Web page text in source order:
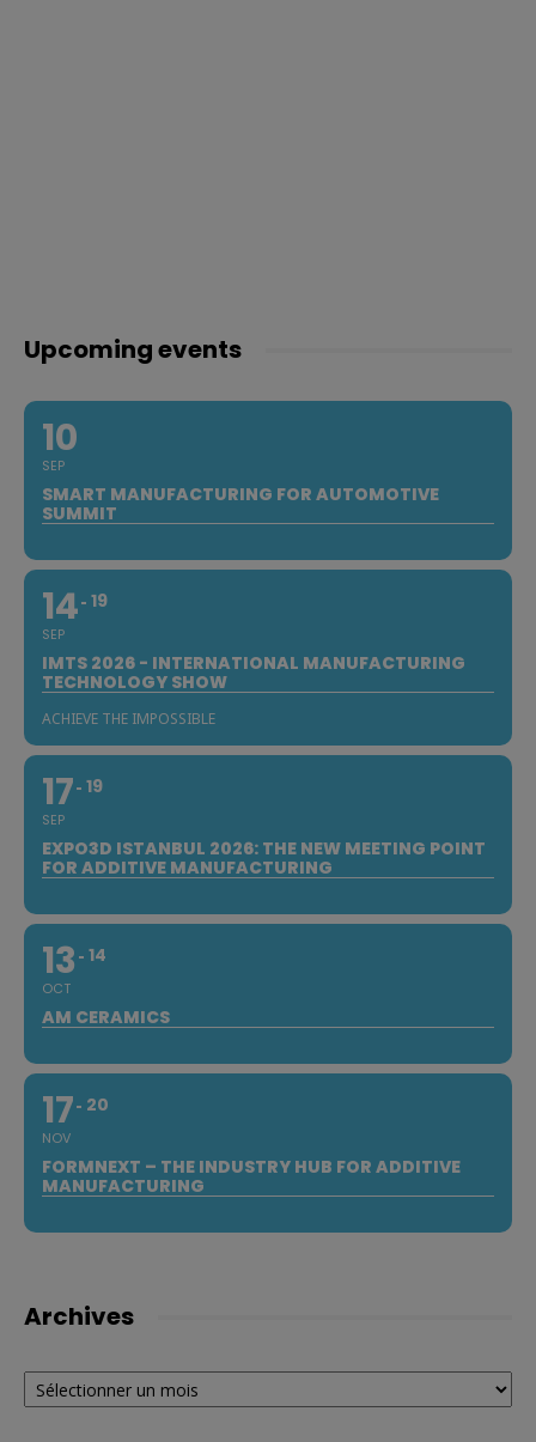
Upcoming events
10
SEP
SMART MANUFACTURING FOR AUTOMOTIVE
SUMMIT
14
SEP
19
IMTS 2026 - INTERNATIONAL MANUFACTURING
TECHNOLOGY SHOW
ACHIEVE THE IMPOSSIBLE
17
SEP
19
EXPO3D ISTANBUL 2026: THE NEW MEETING POINT
FOR ADDITIVE MANUFACTURING
13
OCT
14
AM CERAMICS
17
NOV
20
FORMNEXT – THE INDUSTRY HUB FOR ADDITIVE
MANUFACTURING
Archives
Archives